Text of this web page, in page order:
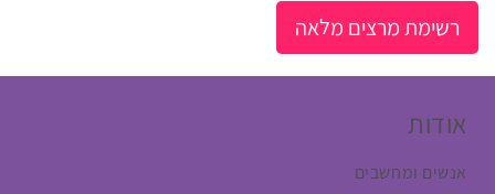
רשימת מרצים מלאה
אודות
אנשים ומחשבים